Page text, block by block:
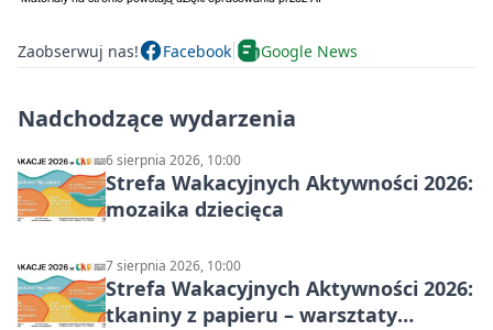
Zaobserwuj nas! Facebook Google News
Nadchodzące wydarzenia
6 sierpnia 2026, 10:00
Strefa Wakacyjnych Aktywności 2026:
mozaika dziecięca
7 sierpnia 2026, 10:00
Strefa Wakacyjnych Aktywności 2026:
tkaniny z papieru – warsztaty